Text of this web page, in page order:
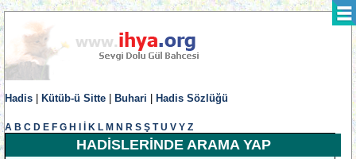
Hadis Kütüb-ü Sitte Buhari Hadis Sözlüğü
A B C D E F G H K L M N R S Ş T U V Y Z
HADİSLERİNDE ARAMA YAP